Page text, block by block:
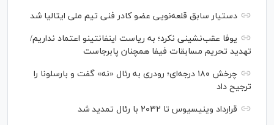
دستیار سابق قلعه‌نویی عضو کادر فنی تیم ملی ایتالیا شد
یوفا عقب‌نشینی نکرد؛ به ریاست اینفانتینو اعتماد نداریم/
تهدید تحریم مسابقات فیفا همچنان پابرجاست
چرخش ۱۸۰ درجه‌ای؛ رودری به رئال «نه» گفت و بارسلونا را
ترجیح داد
قرارداد وینیسیوس تا ۲۰۳۲ با رئال‌ تمدید شد